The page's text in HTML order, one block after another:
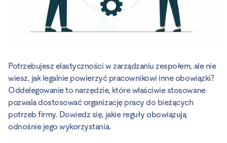
Potrzebujesz elastyczności w zarządzaniu zespołem, ale nie
wiesz, jak legalnie powierzyć pracownikowi inne obowiązki?
Oddelegowanie to narzędzie, które właściwie stosowane
pozwala dostosować organizację pracy do bieżących
potrzeb firmy. Dowiedz się, jakie reguły obowiązują
odnośnie jego wykorzystania.